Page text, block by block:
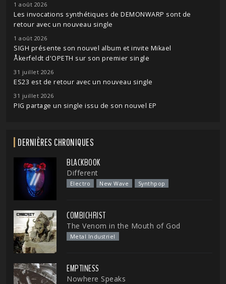
1 août 2026
Les invocations synthétiques de DEMONWARP sont de
retour avec un nouveau single
1 août 2026
SIGH présente son nouvel album et invite Mikael
Åkerfeldt d'OPETH sur son premier single
31 juillet 2026
ES23 est de retour avec un nouveau single
31 juillet 2026
PIG partage un single issu de son nouvel EP
DERNIÈRES CHRONIQUES
BLACKBOOK
Different
Electro New Wave Synthpop
COMBICHRIST
The Venom in the Mouth of God
Metal Industriel
EMPTINESS
Nowhere Speaks